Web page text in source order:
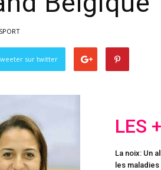
SPORT
sur twitter
LES
La noix: Un
les